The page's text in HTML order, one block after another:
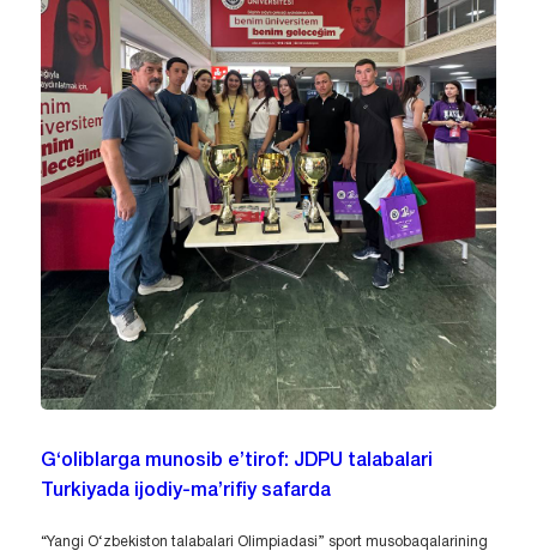
G‘oliblarga munosib e’tirof: JDPU talabalari
Turkiyada ijodiy-ma’rifiy safarda
“Yangi O‘zbekiston talabalari Olimpiadasi” sport musobaqalarining